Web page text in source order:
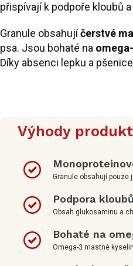
přispívají k podpoře kloubů
Granule obsahujíčerstvé
psa. Jsou bohaté na
Díky absenci lepku a
Výhody
Granule obsahují pouze
Podpora kloubů
Obsah glukosaminu a
Bohaté na
Omega-3 mastné